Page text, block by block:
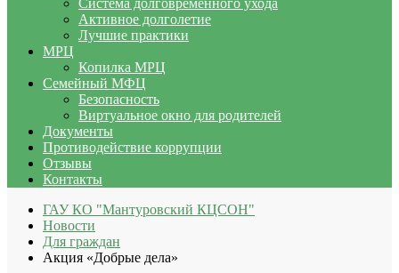
Активное долголетие
Лучшие практики
МРЦ
Копилка МРЦ
Семейный МФЦ
Безопасность
Виртуальное окно для родителей
Документы
Противодействие коррупции
Отзывы
Контакты
ГАУ КО "Мантуровский КЦСОН"
Новости
Для граждан
Акция «Добрые дела»